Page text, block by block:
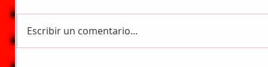
Escribir un comentario...